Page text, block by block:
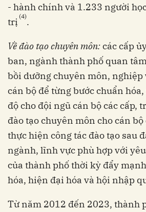
- hành chính và 1.233 người
trị (4).
Về đào tạo chuyên môn:các cấp
ban, ngành thành phố quan
bồi dưỡng chuyên môn, nghiệp
cán bộ để từng bước chuẩn
độ cho đội ngũ cán bộ các cấp,
đào tạo chuyên môn cho cán
thực hiện công tác đào tạo sau
ngành, lĩnh vực phù hợp với
của thành phố thời kỳ đẩy
hóa, hiện đại hóa và hội nhập
Từ năm 2012 đến 2023, thành